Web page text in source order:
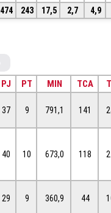
474 243 17,5 2,7 4,9
PJ PT MIN TCA
37 9 791,1 141
40 10 673,0 118
29 9 360,9 44